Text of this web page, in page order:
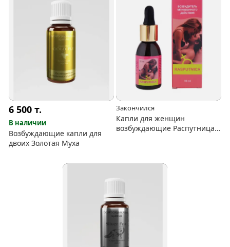
6 500т.
В наличии
Возбуждающие капли для
двоих Золотая Муха
Закончился
Капли для женщин
возбуждающие Распутница